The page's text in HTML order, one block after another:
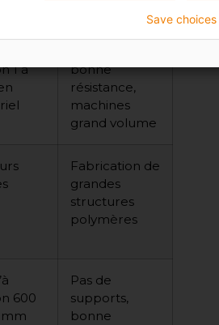
1 à
bonne
résistance,
machines
grand volume
Fabrication de
grandes
structures
polymères
600
Pas de
supports,
bonne
Save choices